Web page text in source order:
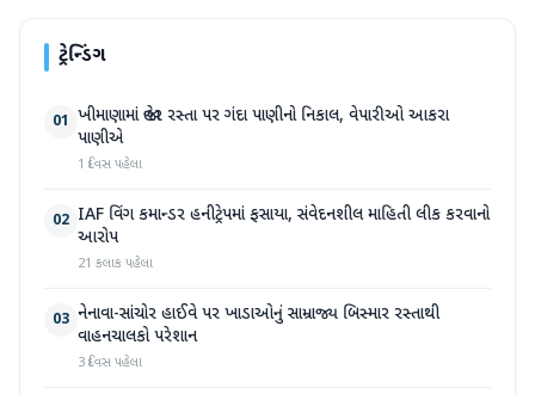
ટ્રેન્ડિંગ
01 ખીમાણામાં જાહેર રસ્તા પર ગંદા પાણીનો નિકાલ, વેપારીઓ આકરા
પાણીએ
1 દિવસ પહેલા
02 IAF વિંગ કમાન્ડર હનીટ્રેપમાં ફસાયા, સંવેદનશીલ માહિતી લીક કરવાનો
આરોપ
21 કલાક પહેલા
03 નેનાવા-સાંચોર હાઈવે પર ખાડાઓનું સામ્રાજ્ય બિસ્માર રસ્તાથી
વાહનચાલકો પરેશાન
3 દિવસ પહેલા